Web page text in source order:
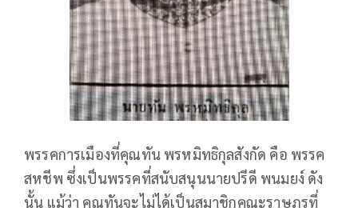
พรรคการเมืองที่คุณทัน พรหมิทธิกุลสังกัด คือ พรรค
สหชีพ ซึ่งเป็นพรรคที่สนับสนุนนายปรีดี พนมยง์ ดัง
นั้น แม้ว่า คุณทันจะไม่ได้เป็นสมาชิกคณะราษฎรที่